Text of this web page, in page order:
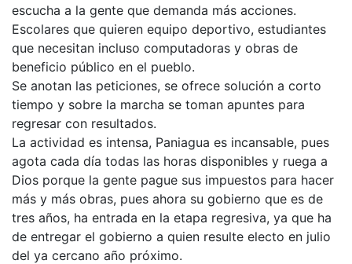
escucha a la gente que demanda más acciones.
Escolares que quieren equipo deportivo, estudiantes
que necesitan incluso computadoras y obras de
beneficio público en el pueblo.
Se anotan las peticiones, se ofrece solución a corto
tiempo y sobre la marcha se toman apuntes para
regresar con resultados.
La actividad es intensa, Paniagua es incansable, pues
agota cada día todas las horas disponibles y ruega a
Dios porque la gente pague sus impuestos para hacer
más y más obras, pues ahora su gobierno que es de
tres años, ha entrada en la etapa regresiva, ya que ha
de entregar el gobierno a quien resulte electo en julio
del ya cercano año próximo.